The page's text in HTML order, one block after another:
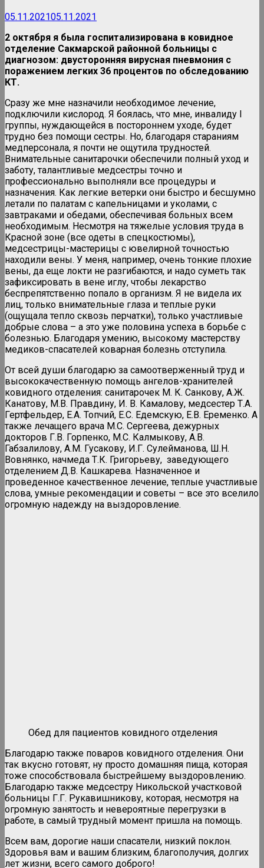
05.11.202105.11.2021
2 октября я была госпитализирована в ковидное
отделение Сакмарской районной больницы с
диагнозом: двусторонняя вирусная пневмония с
поражением легких 36 процентов по обследованию
КТ.
Сразу же мне назначили необходимое лечение,
подключили кислород. Я боялась, что мне, инвалиду I
группы, нуждающейся в постороннем уходе, будет
трудно без помощи сестры. Но, благодаря стараниям
медперсонала, я почти не ощутила трудностей.
Внимательные санитарочки обеспечили полный уход и
заботу, талантливые медсестры точно и
профессионально выполняли все процедуры и
назначения. Как легкие ветерки они быстро и бесшумно
летали по палатам с капельницами и уколами, с
завтраками и обедами, обеспечивая больных всем
необходимым. Несмотря на тяжелые условия труда в
Красной зоне (все одеты в спецкостюмы),
медсестрицы-мастерицы с ювелирной точностью
находили вены. У меня, например, очень тонкие плохие
вены, да еще локти не разгибаются, и надо суметь так
зафиксировать в вене иглу, чтобы лекарство
беспрепятственно попало в организм. Я не видела их
лиц, только внимательные глаза и теплые руки
(ощущала тепло сквозь перчатки), только участливые
добрые слова – а это уже половина успеха в борьбе с
болезнью. Благодаря умению, высокому мастерству
медиков-спасателей коварная болезнь отступила.
От всей души благодарю за самоотверженный труд и
высококачественную помощь ангелов-хранителей
ковидного отделения: санитарочек М. К. Санкову, А.Ж.
Канатову, М.В. Правдину, И. В. Камалову, медсестер Т.А.
Гертфельдер, Е.А. Топчий, Е.С. Едемскую, Е.В. Еременко. А
также лечащего врача М.С. Сергеева, дежурных
докторов Г.В. Горпенко, М.С. Калмыкову, А.В.
Габзалилову, А.М. Гусакову, И.Г. Сулейманова, Ш.Н.
Вовнянко, начмеда Т.К. Григорьеву, заведующего
отделением Д.В. Кашкарева. Назначенное и
проведенное качественное лечение, теплые участливые
слова, умные рекомендации и советы – все это вселило
огромную надежду на выздоровление.
Обед для пациентов ковидного отделения
Благодарю также поваров ковидного отделения. Они
так вкусно готовят, ну просто домашняя пища, которая
тоже способствовала быстрейшему выздоровлению.
Благодарю также медсестру Никольской участковой
больницы Г.Г. Рукавишникову, которая, несмотря на
огромную занятость и невероятные перегрузки в
работе, в самый трудный момент пришла на помощь.
Всем вам, дорогие наши спасатели, низкий поклон.
Здоровья вам и вашим близким, благополучия, долгих
лет жизни, всего самого доброго!